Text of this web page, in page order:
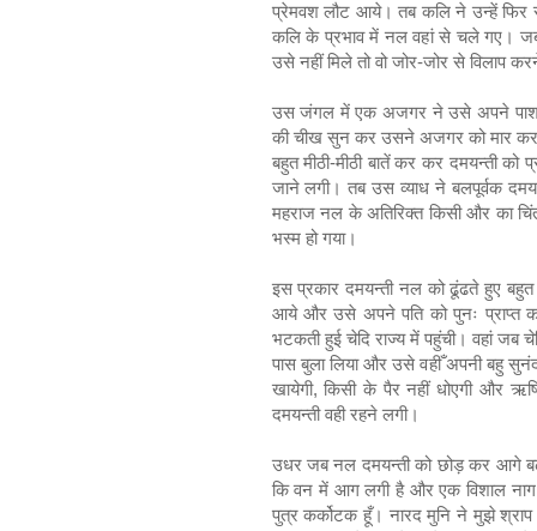
प्रेमवश लौट आये। तब कलि ने उन्हें फिर
कलि के प्रभाव में नल वहां से चले गए।
उसे नहीं मिले तो वो जोर-जोर से विलाप
उस जंगल में एक अजगर ने उसे अपने पाश में
की चीख सुन कर उसने अजगर को मार
बहुत मीठी-मीठी बातें कर कर दमयन्ती
जाने लगी। तब उस व्याध ने बलपूर्वक
महराज नल के अतिरिक्त किसी और का
भस्म हो गया।
इस प्रकार दमयन्ती नल को ढूंढते हुए
आये और उसे अपने पति को पुनः प्राप्त
भटकती हुई चेदि राज्य में पहुंची। वहां जब
पास बुला लिया और उसे वहीँ अपनी बहु
खायेगी, किसी के पैर नहीं धोएगी और
दमयन्ती वही रहने लगी।
उधर जब नल दमयन्ती को छोड़ कर आगे
कि वन में आग लगी है और एक विशाल नाग
पुत्र कर्कोटक हूँ। नारद मुनि ने मुझे श्राप